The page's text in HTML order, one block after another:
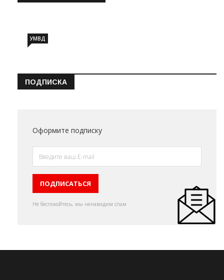
УМВД
ПОДПИСКА
Оформите подписку
Не беспокойтесь, мы ненавидим спам